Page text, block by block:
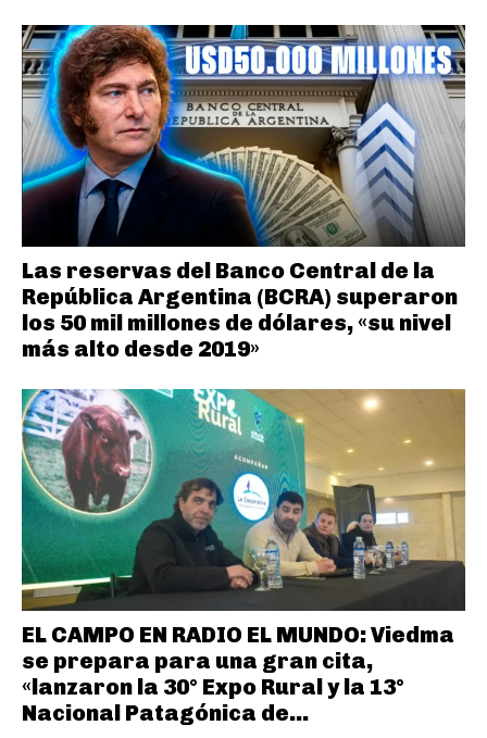
Las reservas del Banco Central de la
República Argentina (BCRA) superaron
los 50 mil millones de dólares, «su nivel
más alto desde 2019»
EL CAMPO EN RADIO EL MUNDO: Viedma
se prepara para una gran cita,
«lanzaron la 30° Expo Rural y la 13°
Nacional Patagónica de...